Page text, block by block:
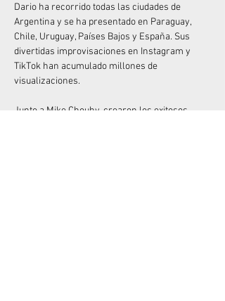
Dario ha recorrido todas las ciudades de
Argentina y se ha presentado en Paraguay,
Chile, Uruguay, Países Bajos y España. Sus
divertidas improvisaciones en Instagram y
TikTok han acumulado millones de
visualizaciones.
Junto a Mike Chouhy, crearon los exitosos